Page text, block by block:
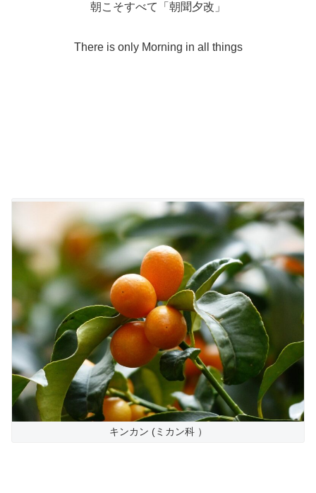
朝こそすべて「朝聞夕改」
There is only Morning in all things
キンカン (ミカン科 ）